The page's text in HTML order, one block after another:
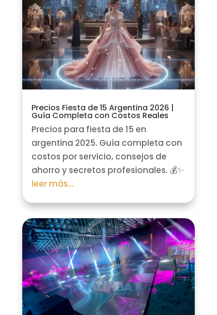
Precios Fiesta de 15 Argentina 2026 |
Guía Completa con Costos Reales
Precios para fiesta de 15 en
argentina 2025. Guía completa con
costos por servicio, consejos de
ahorro y secretos profesionales. 💰✨
leer más...